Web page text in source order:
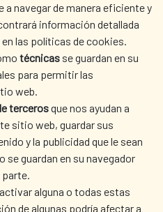
a navegar de manera eficiente y
información detallada
las políticas de cookies.
técnicas se guardan en su
para permitir las
web.
tercerosque nos ayudan a
sitio web, guardar sus
y la publicidad que le sean
guardan en su navegador
alguna o todas estas
de algunas podría afectar a
OÙ NOUS COOPÉRONS
SALLE DE PRESSE
BIBLIOTHÈQUE